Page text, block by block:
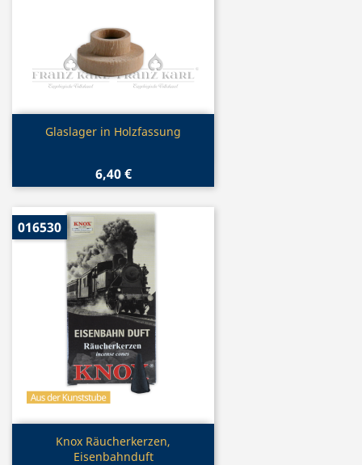
Vorschau
Glaslager in Holzfassung
6,40 €
Vorschau
Knox Räucherkerzen,
Eisenbahnduft
016530